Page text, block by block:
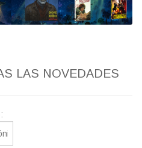
LAS NOVEDADES